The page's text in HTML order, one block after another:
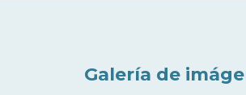
Galería de